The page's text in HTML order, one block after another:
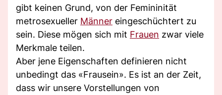
gibt keinen Grund, von der Femininität
metrosexueller Männer eingeschüchtert zu
sein. Diese mögen sich mit Frauen zwar viele
Merkmale teilen.
Aber jene Eigenschaften definieren nicht
unbedingt das «Frausein». Es ist an der Zeit,
dass wir unsere Vorstellungen von